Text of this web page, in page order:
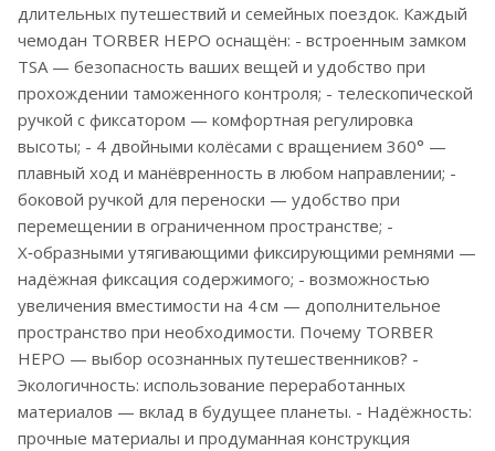
длительных путешествий и семейных поездок. Каждый
чемодан TORBER НЕРО оснащён: - встроенным замком
TSA — безопасность ваших вещей и удобство при
прохождении таможенного контроля; - телескопической
ручкой с фиксатором — комфортная регулировка
высоты; - 4 двойными колёсами с вращением 360° —
плавный ход и манёвренность в любом направлении; -
боковой ручкой для переноски — удобство при
перемещении в ограниченном пространстве; -
Х‑образными утягивающими фиксирующими ремнями —
надёжная фиксация содержимого; - возможностью
увеличения вместимости на 4 см — дополнительное
пространство при необходимости. Почему TORBER
НЕРО — выбор осознанных путешественников? -
Экологичность: использование переработанных
материалов — вклад в будущее планеты. - Надёжность:
прочные материалы и продуманная конструкция